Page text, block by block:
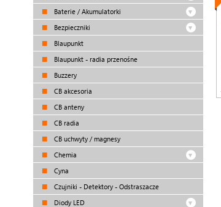
Baterie / Akumulatorki
Bezpieczniki
Blaupunkt
Blaupunkt - radia przenośne
Buzzery
CB akcesoria
CB anteny
CB radia
CB uchwyty / magnesy
Chemia
Cyna
Czujniki - Detektory - Odstraszacze
Diody LED